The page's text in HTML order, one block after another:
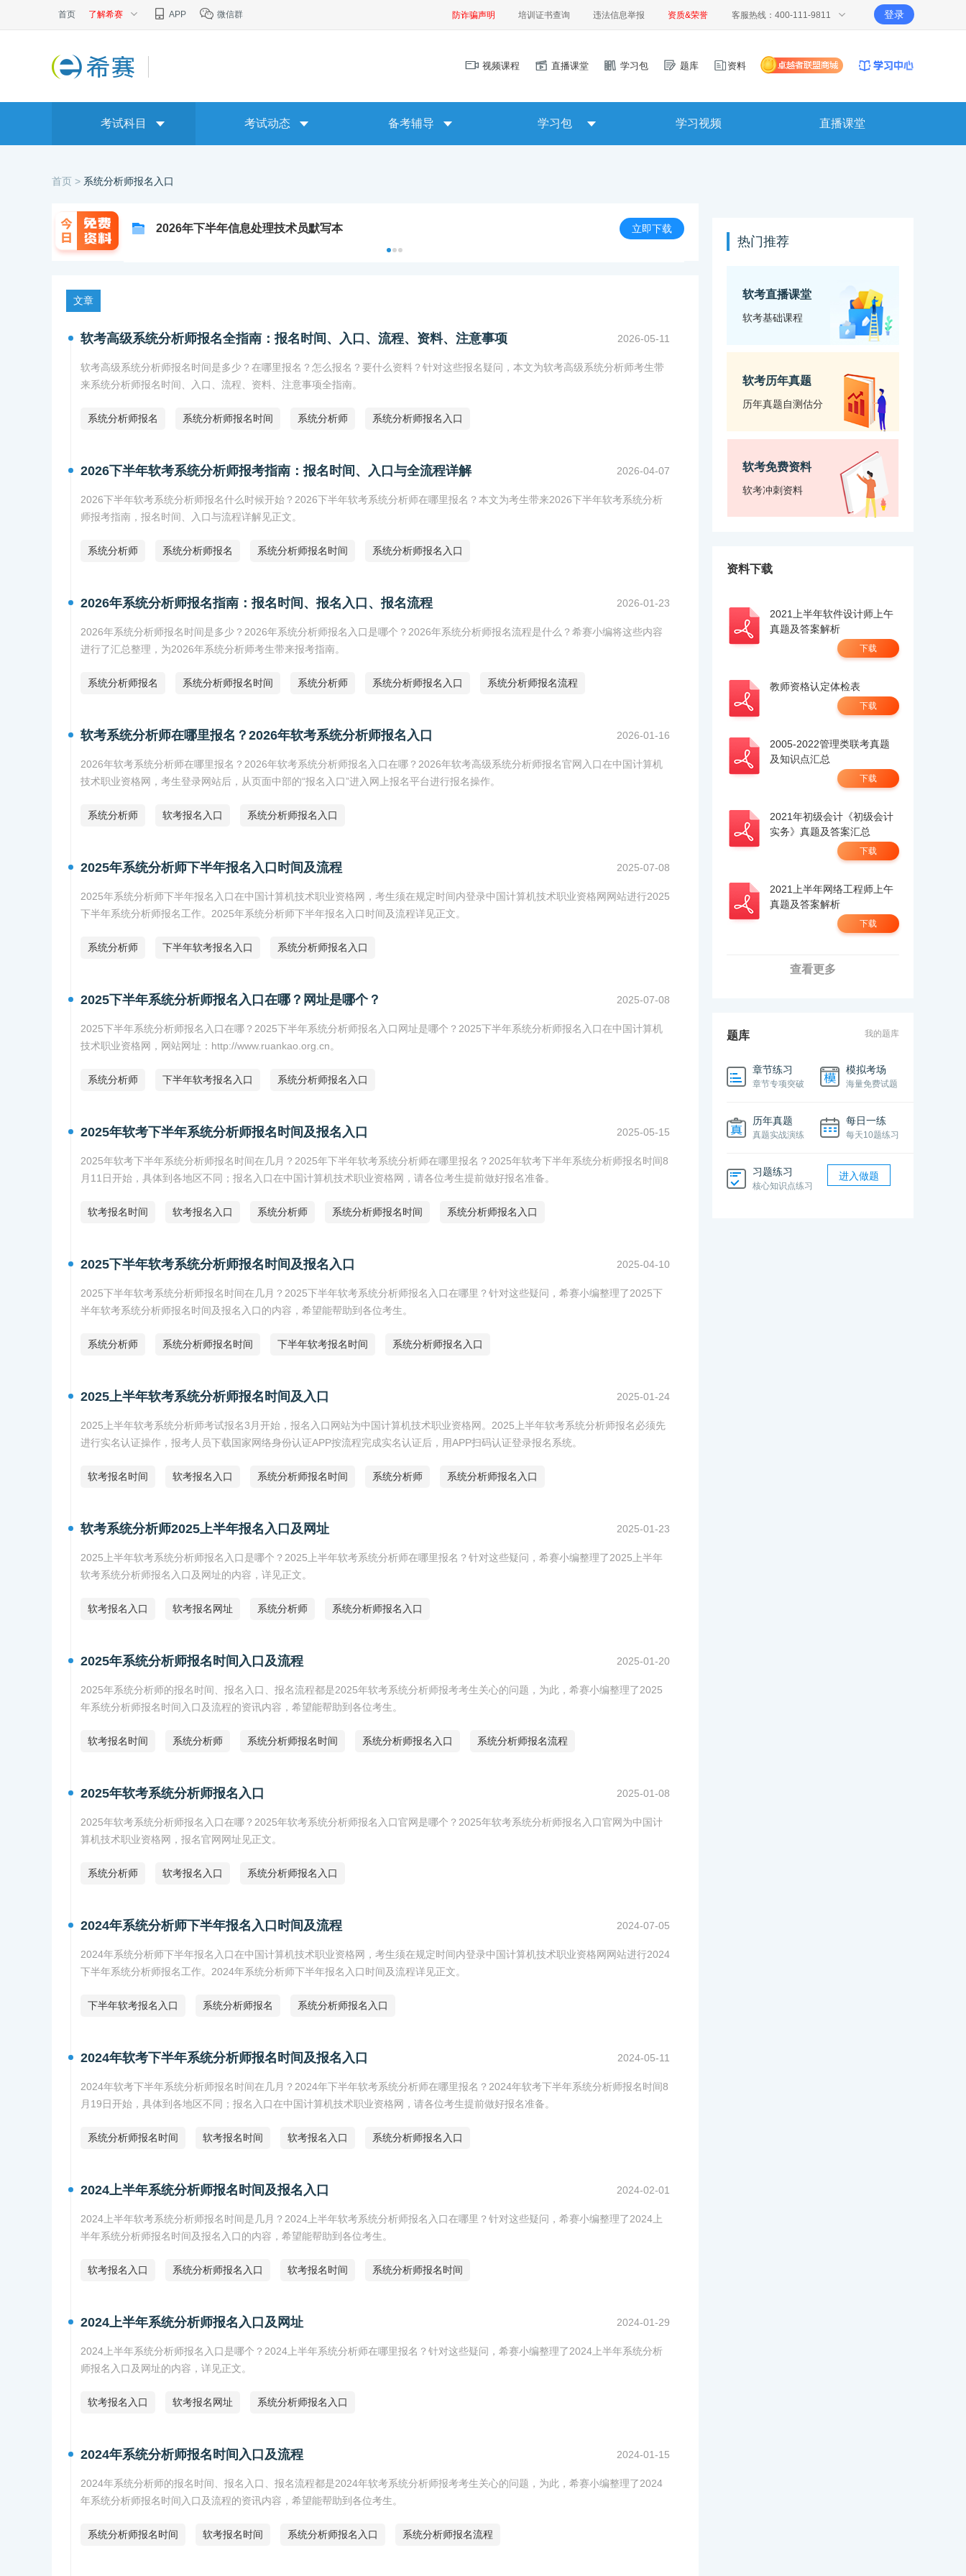
首页 了解希赛 APP 微信群 防诈骗声明 培训证书查询 违法信息举报 资质&荣誉 客服热线：400-111-9811 登录
视频课程 直播课堂 学习包 题库 资料
考试科目 考试动态 备考辅导 学习包 学习视频 直播课堂
首页 > 系统分析师报名入口
2026年下半年信息处理技术员默写本 立即下载
文章
软考高级系统分析师报名全指南：报名时间、入口、流程、资料、注意事项 2026-05-11
软考高级系统分析师报名时间是多少？在哪里报名？怎么报名？要什么资料？针对这些报名疑问，本文为软考高级系统分析师考生带
来系统分析师报名时间、入口、流程、资料、注意事项全指南。
系统分析师报名 系统分析师报名时间 系统分析师 系统分析师报名入口
2026下半年软考系统分析师报考指南：报名时间、入口与全流程详解 2026-04-07
2026下半年软考系统分析师报名什么时候开始？2026下半年软考系统分析师在哪里报名？本文为考生带来2026下半年软考系统分析
师报考指南，报名时间、入口与流程详解见正文。
系统分析师 系统分析师报名 系统分析师报名时间 系统分析师报名入口
2026年系统分析师报名指南：报名时间、报名入口、报名流程 2026-01-23
2026年系统分析师报名时间是多少？2026年系统分析师报名入口是哪个？2026年系统分析师报名流程是什么？希赛小编将这些内容
进行了汇总整理，为2026年系统分析师考生带来报考指南。
系统分析师报名 系统分析师报名时间 系统分析师 系统分析师报名入口 系统分析师报名流程
软考系统分析师在哪里报名？2026年软考系统分析师报名入口 2026-01-16
2026年软考系统分析师在哪里报名？2026年软考系统分析师报名入口在哪？2026年软考高级系统分析师报名官网入口在中国计算机
技术职业资格网，考生登录网站后，从页面中部的“报名入口”进入网上报名平台进行报名操作。
系统分析师 软考报名入口 系统分析师报名入口
2025年系统分析师下半年报名入口时间及流程 2025-07-08
2025年系统分析师下半年报名入口在中国计算机技术职业资格网，考生须在规定时间内登录中国计算机技术职业资格网网站进行2025
下半年系统分析师报名工作。2025年系统分析师下半年报名入口时间及流程详见正文。
系统分析师 下半年软考报名入口 系统分析师报名入口
2025下半年系统分析师报名入口在哪？网址是哪个？ 2025-07-08
2025下半年系统分析师报名入口在哪？2025下半年系统分析师报名入口网址是哪个？2025下半年系统分析师报名入口在中国计算机
技术职业资格网，网站网址：http://www.ruankao.org.cn。
系统分析师 下半年软考报名入口 系统分析师报名入口
2025年软考下半年系统分析师报名时间及报名入口 2025-05-15
2025年软考下半年系统分析师报名时间在几月？2025年下半年软考系统分析师在哪里报名？2025年软考下半年系统分析师报名时间8
月11日开始，具体到各地区不同；报名入口在中国计算机技术职业资格网，请各位考生提前做好报名准备。
软考报名时间 软考报名入口 系统分析师 系统分析师报名时间 系统分析师报名入口
2025下半年软考系统分析师报名时间及报名入口 2025-04-10
2025下半年软考系统分析师报名时间在几月？2025下半年软考系统分析师报名入口在哪里？针对这些疑问，希赛小编整理了2025下
半年软考系统分析师报名时间及报名入口的内容，希望能帮助到各位考生。
系统分析师 系统分析师报名时间 下半年软考报名时间 系统分析师报名入口
2025上半年软考系统分析师报名时间及入口 2025-01-24
2025上半年软考系统分析师考试报名3月开始，报名入口网站为中国计算机技术职业资格网。2025上半年软考系统分析师报名必须先
进行实名认证操作，报考人员下载国家网络身份认证APP按流程完成实名认证后，用APP扫码认证登录报名系统。
软考报名时间 软考报名入口 系统分析师报名时间 系统分析师 系统分析师报名入口
软考系统分析师2025上半年报名入口及网址 2025-01-23
2025上半年软考系统分析师报名入口是哪个？2025上半年软考系统分析师在哪里报名？针对这些疑问，希赛小编整理了2025上半年
软考系统分析师报名入口及网址的内容，详见正文。
软考报名入口 软考报名网址 系统分析师 系统分析师报名入口
2025年系统分析师报名时间入口及流程 2025-01-20
2025年系统分析师的报名时间、报名入口、报名流程都是2025年软考系统分析师报考考生关心的问题，为此，希赛小编整理了2025
年系统分析师报名时间入口及流程的资讯内容，希望能帮助到各位考生。
软考报名时间 系统分析师 系统分析师报名时间 系统分析师报名入口 系统分析师报名流程
2025年软考系统分析师报名入口 2025-01-08
2025年软考系统分析师报名入口在哪？2025年软考系统分析师报名入口官网是哪个？2025年软考系统分析师报名入口官网为中国计
算机技术职业资格网，报名官网网址见正文。
系统分析师 软考报名入口 系统分析师报名入口
2024年系统分析师下半年报名入口时间及流程 2024-07-05
2024年系统分析师下半年报名入口在中国计算机技术职业资格网，考生须在规定时间内登录中国计算机技术职业资格网网站进行2024
下半年系统分析师报名工作。2024年系统分析师下半年报名入口时间及流程详见正文。
下半年软考报名入口 系统分析师报名 系统分析师报名入口
2024年软考下半年系统分析师报名时间及报名入口 2024-05-11
2024年软考下半年系统分析师报名时间在几月？2024年下半年软考系统分析师在哪里报名？2024年软考下半年系统分析师报名时间8
月19日开始，具体到各地区不同；报名入口在中国计算机技术职业资格网，请各位考生提前做好报名准备。
系统分析师报名时间 软考报名时间 软考报名入口 系统分析师报名入口
2024上半年系统分析师报名时间及报名入口 2024-02-01
2024上半年软考系统分析师报名时间是几月？2024上半年软考系统分析师报名入口在哪里？针对这些疑问，希赛小编整理了2024上
半年系统分析师报名时间及报名入口的内容，希望能帮助到各位考生。
软考报名入口 系统分析师报名入口 软考报名时间 系统分析师报名时间
2024上半年系统分析师报名入口及网址 2024-01-29
2024上半年系统分析师报名入口是哪个？2024上半年系统分析师在哪里报名？针对这些疑问，希赛小编整理了2024上半年系统分析
师报名入口及网址的内容，详见正文。
软考报名入口 软考报名网址 系统分析师报名入口
2024年系统分析师报名时间入口及流程 2024-01-15
2024年系统分析师的报名时间、报名入口、报名流程都是2024年软考系统分析师报考考生关心的问题，为此，希赛小编整理了2024
年系统分析师报名时间入口及流程的资讯内容，希望能帮助到各位考生。
系统分析师报名时间 软考报名时间 系统分析师报名入口 系统分析师报名流程
热门推荐
软考直播课堂
软考基础课程
软考历年真题
历年真题自测估分
软考免费资料
软考冲刺资料
资料下载
2021上半年软件设计师上午
真题及答案解析
下载
教师资格认定体检表
下载
2005-2022管理类联考真题
及知识点汇总
下载
2021年初级会计《初级会计
实务》真题及答案汇总
下载
2021上半年网络工程师上午
真题及答案解析
下载
查看更多
题库 我的题库
章节练习
章节专项突破
模拟考场
海量免费试题
历年真题
真题实战演练
每日一练
每天10题练习
习题练习
核心知识点练习
进入做题